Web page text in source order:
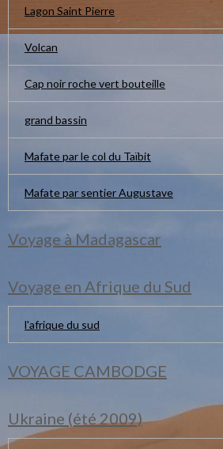
Lagon Saint Pierre
Volcan
Cap noir roche vert bouteille
grand bassin
Mafate par le col du Taïbit
Mafate par sentier Augustave
Voyage à Madagascar
Voyage en Afrique du Sud
l'afrique du sud
VOYAGE CAMBODGE
Ukraine (été 2009)